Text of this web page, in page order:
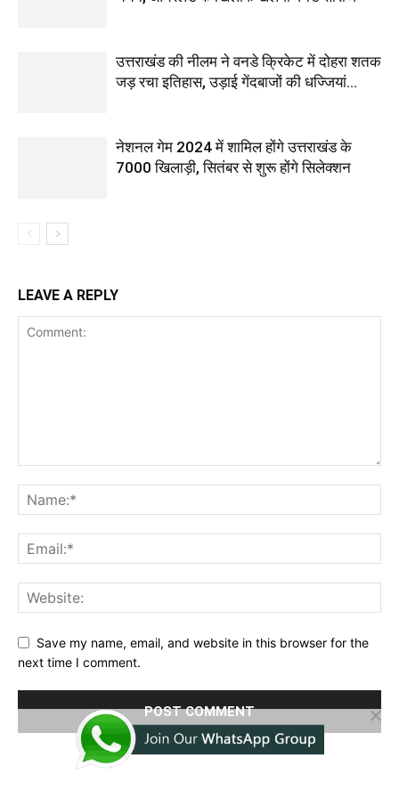
उत्तराखंड की नीलम ने वनडे क्रिकेट में दोहरा शतक
जड़ रचा इतिहास, उड़ाई गेंदबाजों की धज्जियां…
नेशनल गेम 2024 में शामिल होंगे उत्तराखंड के
7000 खिलाड़ी, सितंबर से शुरू होंगे सिलेक्शन
LEAVE A REPLY
Save my name, email, and website in this browser for the
next time I comment.